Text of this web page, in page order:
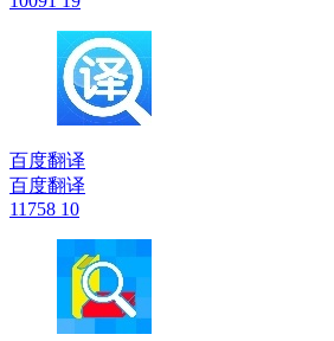
百度翻译
百度翻译
11758 10